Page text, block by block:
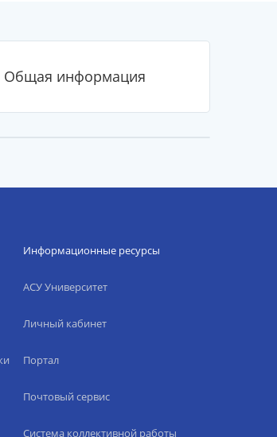
Общая информация
Информационные ресурсы
АСУ Университет
Личный кабинет
Портал
Почтовый сервис
Система коллективной работы